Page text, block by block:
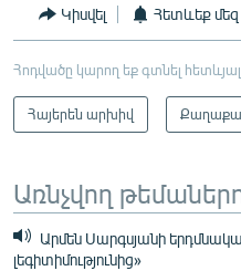
Կիսվել Հետևեք մեզ
Հոդվածը կարող եք գտնել
Հայերեն արխիվ
Առնչվող
Արմեն Սարգսյանի
լեգիտիմությունից»